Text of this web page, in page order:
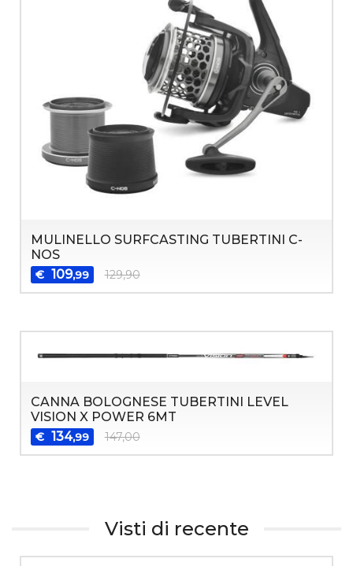
MULINELLO SURFCASTING TUBERTINI C-
NOS
€ 109,99 129,90
CANNA BOLOGNESE TUBERTINI LEVEL
VISION X POWER 6MT
€ 134,99 147,00
Visti di recente